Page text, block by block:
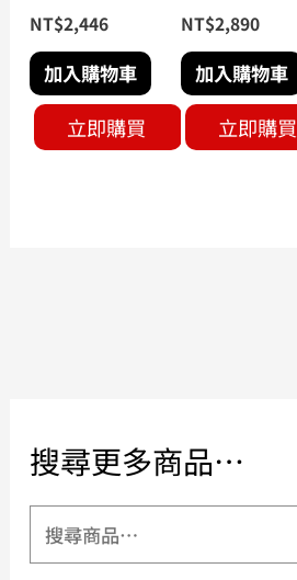
NT$2,446
加入購物車
立即購買
NT$2,890
加入購物車
立即購買
搜尋更多商品…